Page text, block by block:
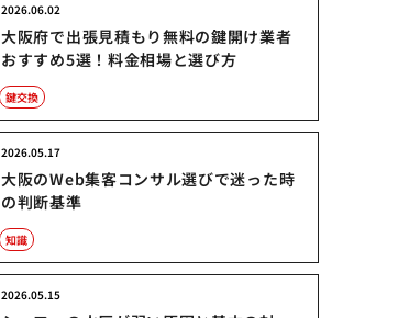
大阪府で出張見積もり無料の鍵開け業者
おすすめ5選！料金相場と選び方
2026.06.02
鍵交換
大阪のWeb集客コンサル選びで迷った時
の判断基準
2026.05.17
知識
2026.05.15